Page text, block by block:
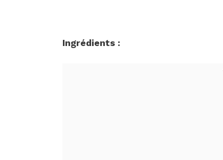
Ingrédients :